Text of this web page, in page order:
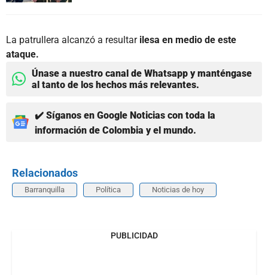
La patrullera alcanzó a resultar ilesa en medio de este
ataque.
Únase a nuestro canal de Whatsapp y manténgase
al tanto de los hechos más relevantes.
✔️ Síganos en Google Noticias con toda la
información de Colombia y el mundo.
Relacionados
Barranquilla Política Noticias de hoy
PUBLICIDAD